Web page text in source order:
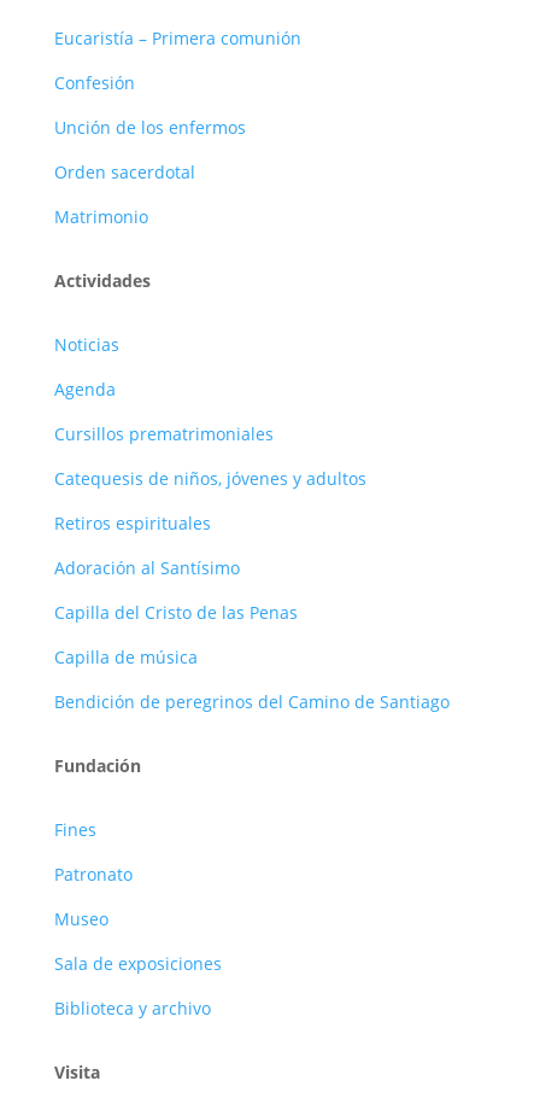
Eucaristía – Primera comunión
Confesión
Unción de los enfermos
Orden sacerdotal
Matrimonio
Actividades
Noticias
Agenda
Cursillos prematrimoniales
Catequesis de niños, jóvenes y adultos
Retiros espirituales
Adoración al Santísimo
Capilla del Cristo de las Penas
Capilla de música
Bendición de peregrinos del Camino de Santiago
Fundación
Fines
Patronato
Museo
Sala de exposiciones
Biblioteca y archivo
Visita